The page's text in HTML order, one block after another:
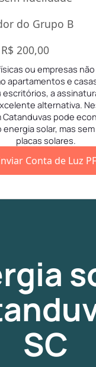
do Grupo B
200,00
ou empresas
apartamentos e
escritórios, a
alternativa.
Catanduvas pode
solar, mas
placas solares.
Conta de Luz PF
SC